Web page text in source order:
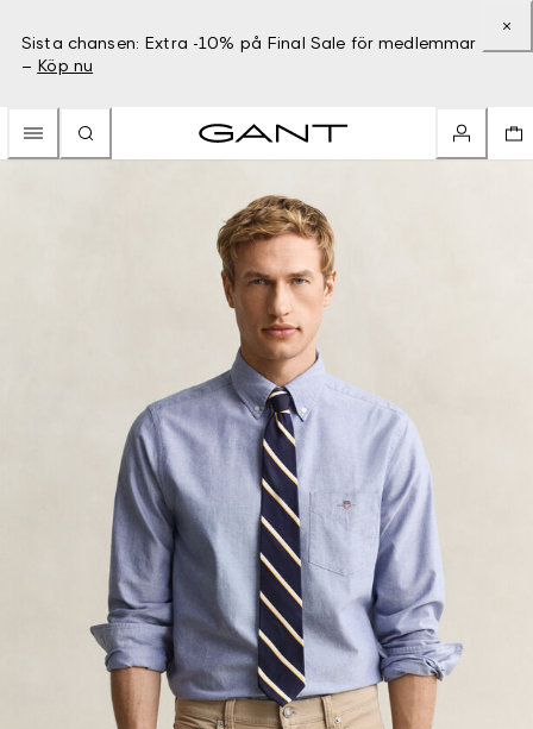
Sista chansen: Extra -10% på Final Sale för medlemmar
– Köp nu